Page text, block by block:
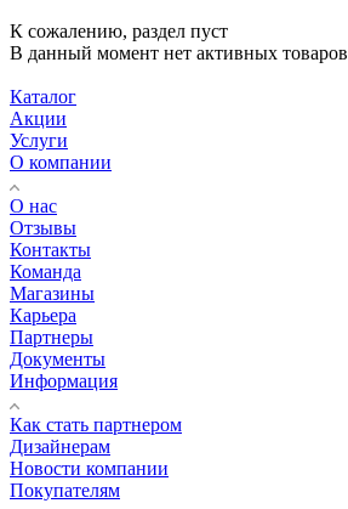
К сожалению, раздел пуст
В данный момент нет активных товаров
Каталог
Акции
Услуги
О компании
О нас
Отзывы
Контакты
Команда
Магазины
Карьера
Партнеры
Документы
Информация
Как стать партнером
Дизайнерам
Новости компании
Покупателям